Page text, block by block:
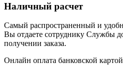
Наличный расчет
Самый распространенный и
Вы отдаете сотруднику Службы
получении заказа.
Онлайн оплата банковской картой